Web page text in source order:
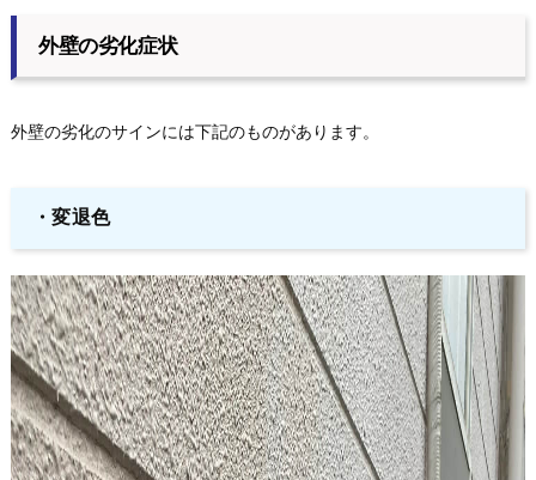
外壁の劣化症状
外壁の劣化のサインには下記のものがあります。
・変退色